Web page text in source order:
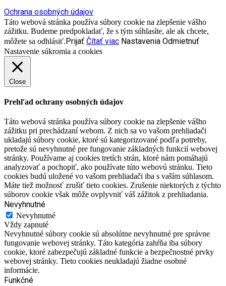
Ochrana osobných údajov
Táto webová stránka používa súbory cookie na zlepšenie vášho
zážitku. Budeme predpokladať, že s tým súhlasíte, ale ak chcete,
môžete sa odhlásiť.Prijať Čítať viac Nastavenia Odmietnuť
Nastavenie súkromia a cookies
Close
Prehľad ochrany osobných údajov
Táto webová stránka používa súbory cookie na zlepšenie vášho
zážitku pri prechádzaní webom. Z nich sa vo vašom prehliadači
ukladajú súbory cookie, ktoré sú kategorizované podľa potreby,
pretože sú nevyhnutné pre fungovanie základných funkcií webovej
stránky. Používame aj cookies tretích strán, ktoré nám pomáhajú
analyzovať a pochopiť, ako používate túto webovú stránku. Tieto
cookies budú uložené vo vašom prehliadači iba s vaším súhlasom.
Máte tiež možnosť zrušiť tieto cookies. Zrušenie niektorých z týchto
súborov cookie však môže ovplyvniť váš zážitok z prehliadania.
Nevyhnutné
Nevyhnutné
Vždy zapnuté
Nevyhnutné súbory cookie sú absolútne nevyhnutné pre správne
fungovanie webovej stránky. Táto kategória zahŕňa iba súbory
cookie, ktoré zabezpečujú základné funkcie a bezpečnostné prvky
webovej stránky. Tieto cookies neukladajú žiadne osobné
informácie.
Funkčné